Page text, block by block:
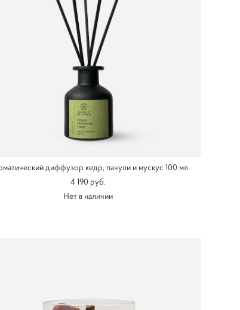
диффузор кедр, пачули и мускус 100 мл
4 190 pуб.
Нет в наличии